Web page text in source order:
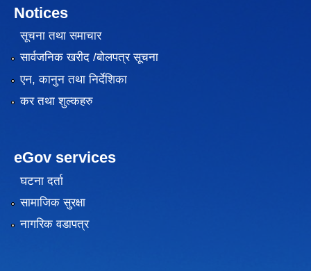
Notices
सूचना तथा समाचार
सार्वजनिक खरीद /बोलपत्र सूचना
एन, कानुन तथा निर्देशिका
कर तथा शुल्कहरु
eGov services
घटना दर्ता
सामाजिक सुरक्षा
नागरिक वडापत्र